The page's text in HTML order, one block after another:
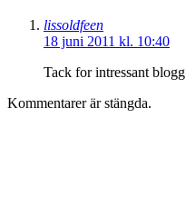
lissoldfeen
18 juni 2011 kl. 10:40
Tack for intressant blogg
Kommentarer är stängda.